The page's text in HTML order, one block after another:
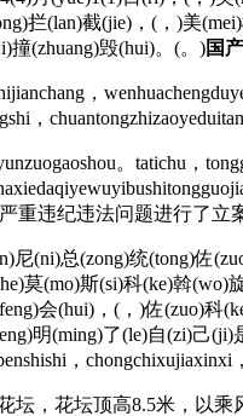
拦(lan)截(jie)，(，)美
撞(zhuang)毁(hui)。(。)国
，
，
。tatichu，
重违纪违法问题进行了立
总(zong)统(tong)佐(zuo)
莫(mo)斯(si)科(ke)斡(wo)
会(hui)，(，)佐(zuo)科
明(ming)了(le)自(zi)己
，chongchixujiaxinxi
，花坛顶高8.5米，以乘